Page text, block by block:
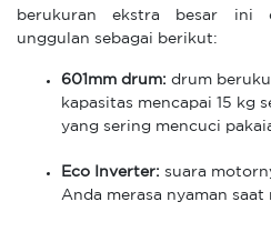
berukuran ekstra besar ini
unggulan sebagai berikut:
601mm drum: drum
kapasitas mencapai 15 kg
yang sering mencuci
Eco Inverter: suara
Anda merasa nyaman saat